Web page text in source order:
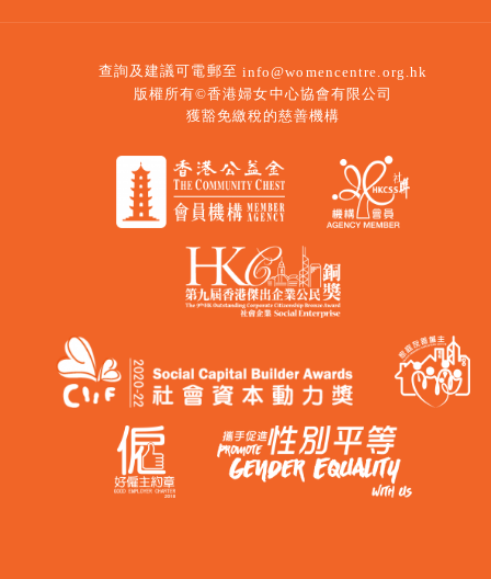
查詢及建議可電郵至 info@womencentre.org.hk
版權所有©香港婦女中心協會有限公司
獲豁免繳稅的慈善機構